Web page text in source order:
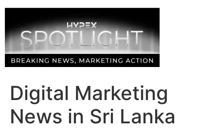
Skip
content
Digital Marketing
News in Sri Lanka